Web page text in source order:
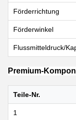
Förderrichtung
Förderwinkel
Flussmitteldruck/
Premium-
Teile-Nr.
1